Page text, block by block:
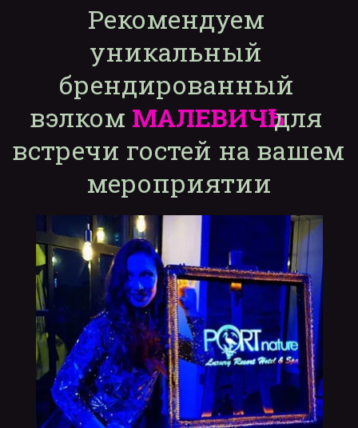
Рекомендуем
уникальный
брендированный
вэлком МАЛЕВИЧҌ для
встречи гостей на вашем
мероприятии